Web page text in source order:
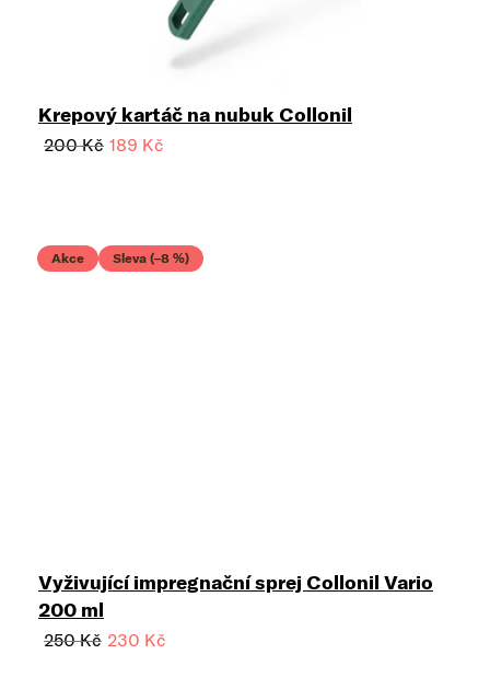
Krepový kartáč na nubuk Collonil
200 Kč 189 Kč
Akce Sleva (–8 %)
Vyživující impregnační sprej Collonil Vario
200 ml
250 Kč 230 Kč